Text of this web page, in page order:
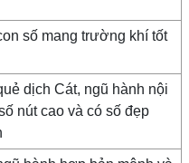
số mang trường khí tốt
dịch Cát, ngũ hành nội
nút cao và có số đẹp